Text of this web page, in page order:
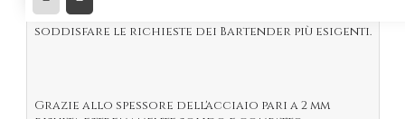
Prodotto artigianale studiato e realizzato per
soddisfare le richieste dei Bartender più esigenti.
Grazie allo spessore dell'acciaio pari a 2 mm